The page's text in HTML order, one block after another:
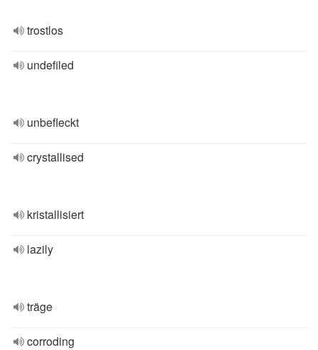
trostlos
undefiled
unbefleckt
crystallised
kristallisiert
lazily
träge
corroding